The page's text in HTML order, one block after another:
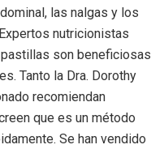
las nalgas y los
nutricionistas
son beneficiosas
Tanto la Dra. Dorothy
recomiendan
que es un método
Se han vendido